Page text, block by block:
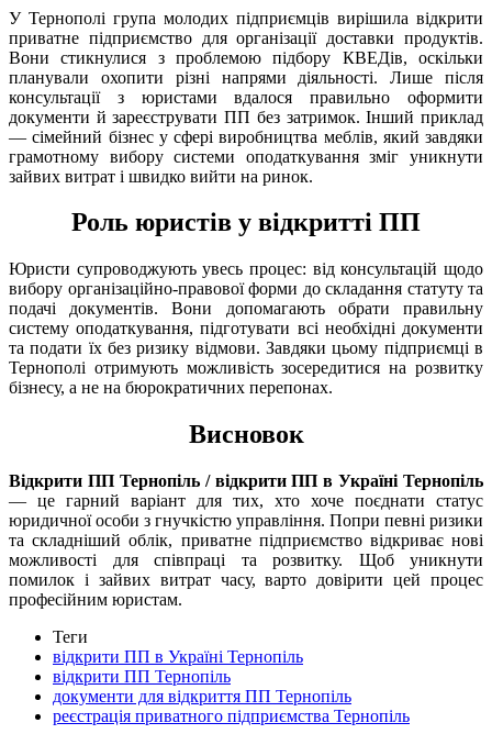
У Тернополі група молодих підприємців вирішила відкрити
приватне підприємство для організації доставки продуктів.
Вони стикнулися з проблемою підбору КВЕДів, оскільки
планували охопити різні напрями діяльності. Лише після
консультації з юристами вдалося правильно оформити
документи й зареєструвати ПП без затримок. Інший приклад
— сімейний бізнес у сфері виробництва меблів, який завдяки
грамотному вибору системи оподаткування зміг уникнути
зайвих витрат і швидко вийти на ринок.
Роль юристів у відкритті ПП
Юристи супроводжують увесь процес: від консультацій щодо
вибору організаційно-правової форми до складання статуту та
подачі документів. Вони допомагають обрати правильну
систему оподаткування, підготувати всі необхідні документи
та подати їх без ризику відмови. Завдяки цьому підприємці в
Тернополі отримують можливість зосередитися на розвитку
бізнесу, а не на бюрократичних перепонах.
Висновок
Відкрити ПП Тернопіль / відкрити ПП в Україні Тернопіль
— це гарний варіант для тих, хто хоче поєднати статус
юридичної особи з гнучкістю управління. Попри певні ризики
та складніший облік, приватне підприємство відкриває нові
можливості для співпраці та розвитку. Щоб уникнути
помилок і зайвих витрат часу, варто довірити цей процес
професійним юристам.
Теги
відкрити ПП в Україні Тернопіль
відкрити ПП Тернопіль
документи для відкриття ПП Тернопіль
реєстрація приватного підприємства Тернопіль